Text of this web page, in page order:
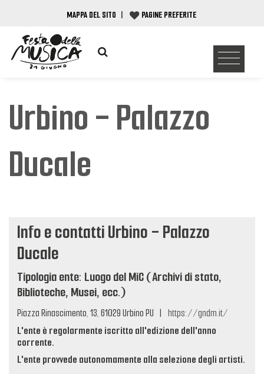
MAPPA DEL SITO | PAGINE PREFERITE
Urbino - Palazzo
Ducale
Info e contatti Urbino - Palazzo
Ducale
Tipologia ente: Luogo del MiC (Archivi di stato,
Biblioteche, Musei, ecc.)
Piazza Rinascimento, 13, 61029 Urbino PU | https://gndm.it/
L'ente è regolarmente iscritto all'edizione dell'anno
corrente.
L'ente provvede autonomamente alla selezione degli artisti.